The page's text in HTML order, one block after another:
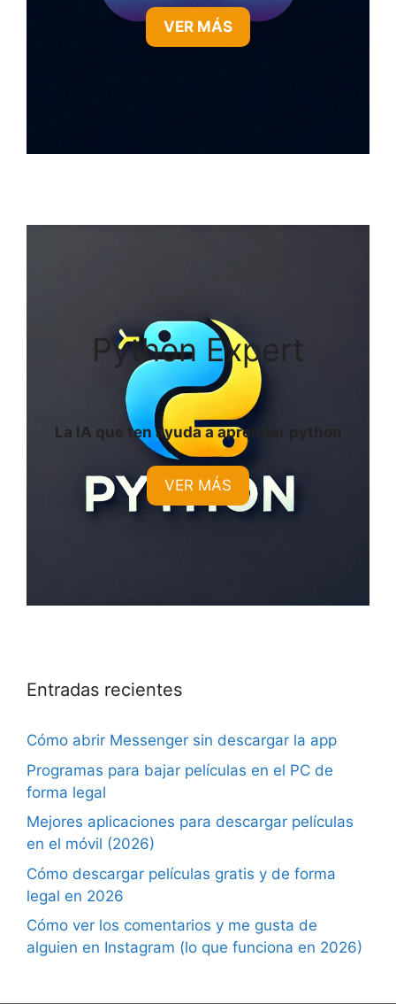
VER MÁS
Python Expert
La IA que ten ayuda a aprender python
VER MÁS
Entradas recientes
Cómo abrir Messenger sin descargar la app
Programas para bajar películas en el PC de
forma legal
Mejores aplicaciones para descargar películas
en el móvil (2026)
Cómo descargar películas gratis y de forma
legal en 2026
Cómo ver los comentarios y me gusta de
alguien en Instagram (lo que funciona en 2026)